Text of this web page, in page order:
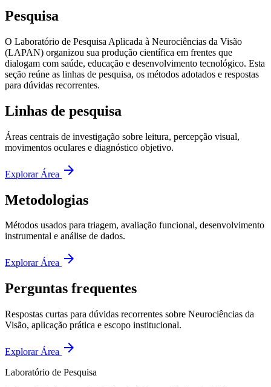
Pesquisa
O Laboratório de Pesquisa Aplicada à Neurociências da Visão
(LAPAN) organizou sua produção científica em frentes que
dialogam com saúde, educação e desenvolvimento tecnológico. Esta
seção reúne as linhas de pesquisa, os métodos adotados e respostas
para dúvidas recorrentes.
Linhas de pesquisa
Áreas centrais de investigação sobre leitura, percepção visual,
movimentos oculares e diagnóstico objetivo.
Explorar Área arrow_forward
Metodologias
Métodos usados para triagem, avaliação funcional, desenvolvimento
instrumental e análise de dados.
Explorar Área arrow_forward
Perguntas frequentes
Respostas curtas para dúvidas recorrentes sobre Neurociências da
Visão, aplicação prática e escopo institucional.
Explorar Área arrow_forward
Laboratório de Pesquisa